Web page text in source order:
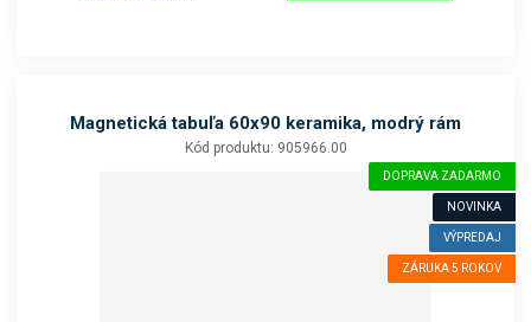
Magnetická tabuľa 60x90 keramika, modrý rám
Kód produktu: 905966.00
DOPRAVA ZADARMO
NOVINKA
VÝPREDAJ
ZÁRUKA 5 ROKOV